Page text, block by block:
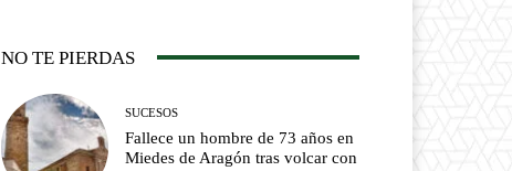
NO TE PIERDAS
SUCESOS
Fallece un hombre de 73 años en
Miedes de Aragón tras volcar con